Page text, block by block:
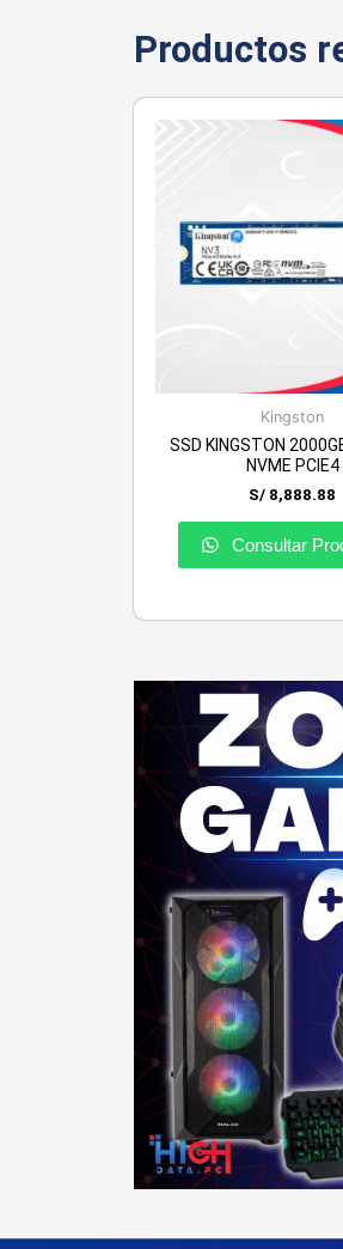
Productos
Kingston
SSD KINGSTON
NVME PCIE4
S/ 8,888.88
Consultar